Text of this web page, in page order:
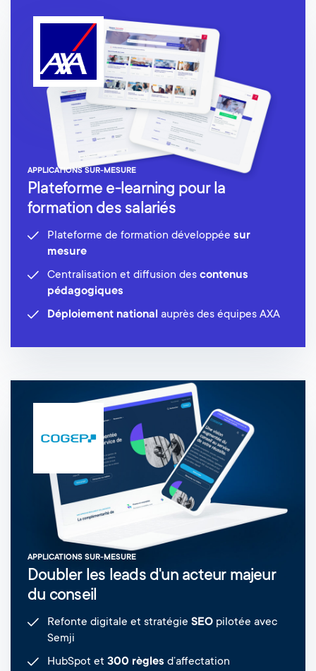
APPLICATIONS SUR-MESURE
Plateforme e-learning pour la
formation des salariés
Plateforme de formation développée sur
mesure
Centralisation et diffusion des contenus
pédagogiques
Déploiement national auprès des équipes AXA
APPLICATIONS SUR-MESURE
Doubler les leads d'un acteur majeur
du conseil
Refonte digitale et stratégie SEO pilotée avec
Semji
HubSpot et 300 règles d’affectation